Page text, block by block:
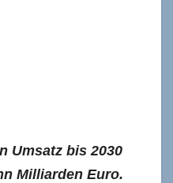
Umsatz bis 2030
Milliarden Euro.